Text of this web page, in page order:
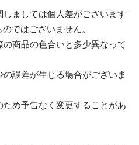
ましては個人差がございます
ではございません。
商品の色合いと多少異なって
誤差が生じる場合がございま
め予告なく変更することがあ